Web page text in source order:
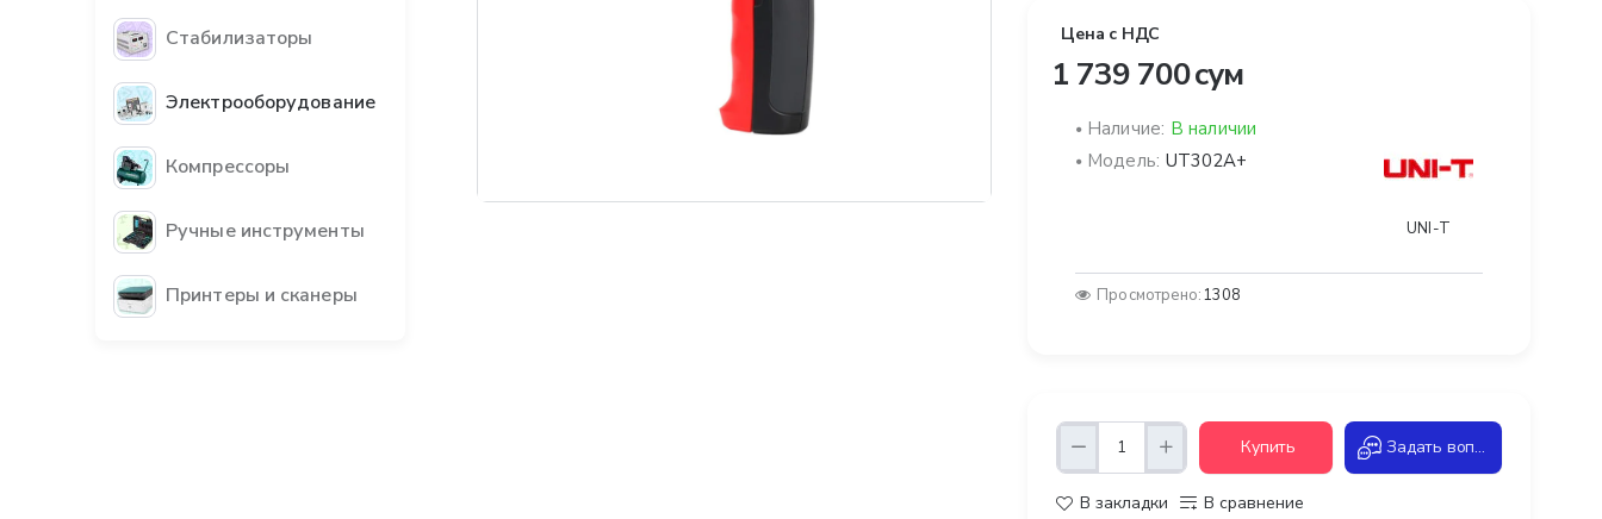
Стабилизаторы
Электрооборудование
Компрессоры
Ручные инструменты
Принтеры и сканеры
Цена с НДС
1 739 700 сум
Наличие: В наличии
Модель: UT302A+
UNI-T
Просмотрено:1308
Купить Задать вопрос
В закладки В сравнение